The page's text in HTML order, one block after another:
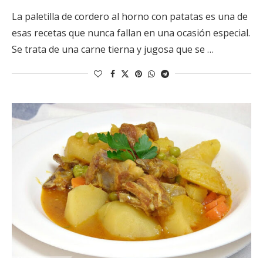
La paletilla de cordero al horno con patatas es una de
esas recetas que nunca fallan en una ocasión especial.
Se trata de una carne tierna y jugosa que se …